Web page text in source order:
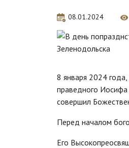
08.01.2024
8 января 2024
праведного Иосифа
совершил
Перед началом
Его